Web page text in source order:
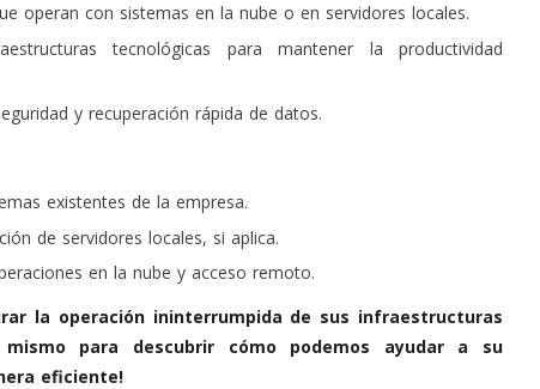
operan con sistemas en la nube o en servidores locales.
tecnológicas para mantener la productividad
y recuperación rápida de datos.
existentes de la empresa.
de servidores locales, si aplica.
en la nube y acceso remoto.
la operación ininterrumpida de sus infraestructuras
mismo para descubrir cómo podemos ayudar a su
eficiente!